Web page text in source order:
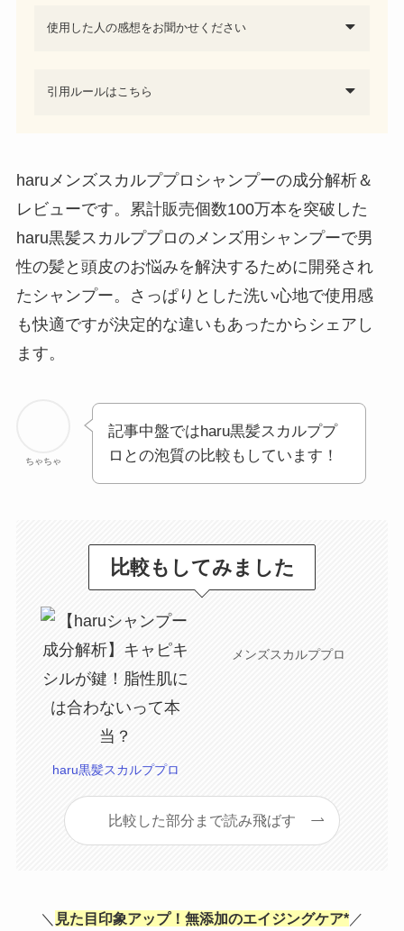
使用した人の感想をお聞かせください
引用ルールはこちら
haruメンズスカルププロシャンプーの成分解析＆
レビューです。累計販売個数100万本を突破した
haru黒髪スカルププロのメンズ用シャンプーで男
性の髪と頭皮のお悩みを解決するために開発され
たシャンプー。さっぱりとした洗い心地で使用感
も快適ですが決定的な違いもあったからシェアし
ます。
ちゃちゃ
記事中盤ではharu黒髪スカルププ
ロとの泡質の比較もしています！
比較もしてみました
haru黒髪スカルププロ
メンズスカルププロ
比較した部分まで読み飛ばす
＼ 見た目印象アップ！無添加のエイジングケア* ／